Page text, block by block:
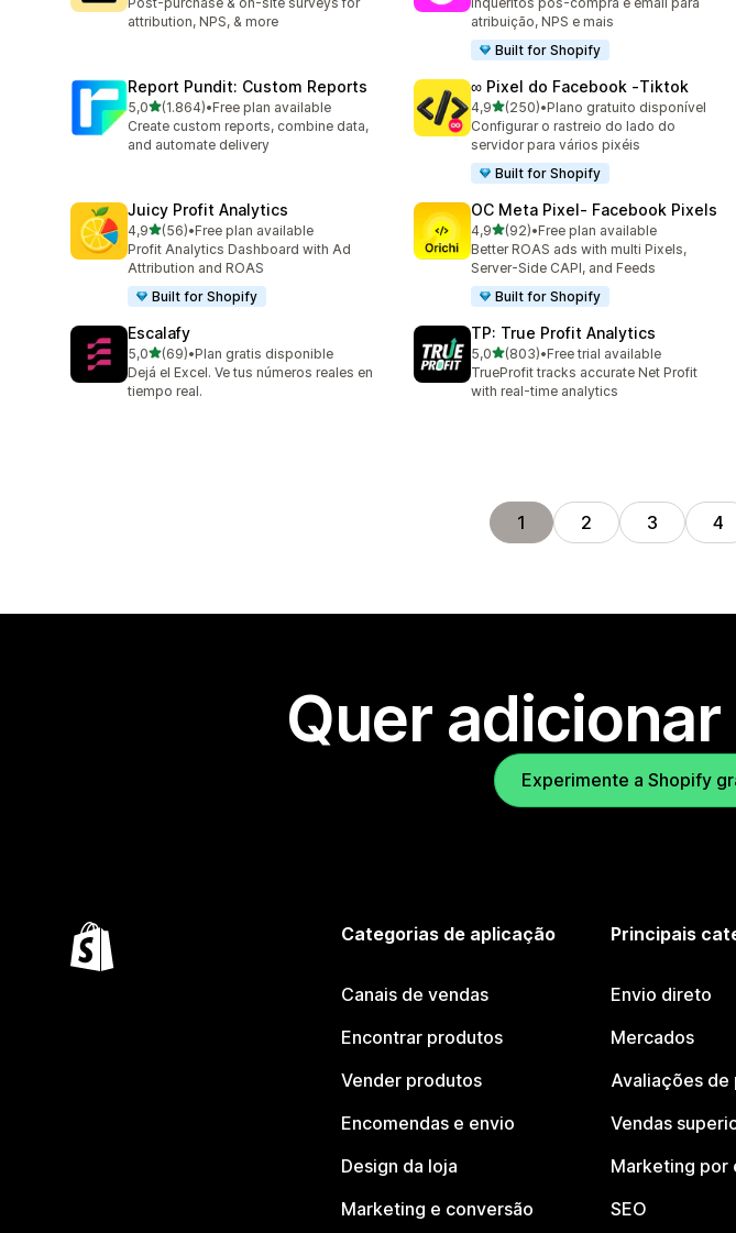
attribution, NPS, & more
atribuição, NPS e mais
Built for Shopify
Report Pundit: Custom Reports
5,0de 5 estrelas
(1.864)
1864 total de avaliações
•Free plan available
Create custom reports, combine data,
and automate delivery
∞ Pixel do Facebook ‑Tiktok
4,9de 5 estrelas
(250)
250 total de avaliações
•Plano gratuito disponível
Configurar o rastreio do lado do
servidor para vários pixéis
Built for Shopify
Juicy Profit Analytics
4,9de 5 estrelas
(56)
56 total de avaliações
•Free plan available
Profit Analytics Dashboard with Ad
Attribution and ROAS
Built for Shopify
OC Meta Pixel‑ Facebook Pixels
4,9de 5 estrelas
(92)
92 total de avaliações
•Free plan available
Better ROAS ads with multi Pixels,
Server-Side CAPI, and Feeds
Built for Shopify
Escalafy
5,0de 5 estrelas
(69)
69 total de avaliações
•Plan gratis disponible
Dejá el Excel. Ve tus números reales en
tiempo real.
TP: True Profit Analytics
5,0de 5 estrelas
(803)
803 total de avaliações
•Free trial available
TrueProfit tracks accurate Net Profit
with real-time analytics
1 2 3 4
Quer
Experimente a Shopify
Categorias de aplicação
Canais de vendas
Encontrar produtos
Vender produtos
Encomendas e envio
Design da loja
Marketing e conversão
Principais
Envio direto
Mercados
Avaliações de
Vendas
Marketing por
SEO